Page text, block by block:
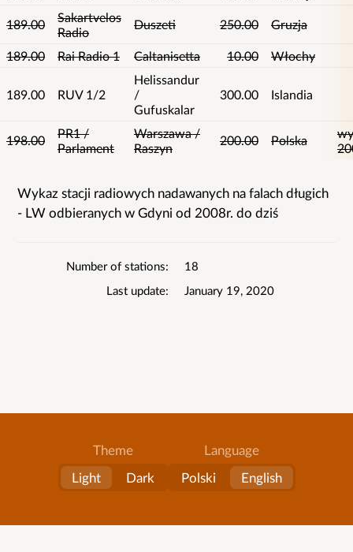
189.00
Sakartvelos
Radio
Duszeti 250.00 Gruzja
189.00 Rai Radio 1 Caltanisetta 10.00 Włochy
189.00 RUV 1/2
Helissandur
/
Gufuskalar
300.00 Islandia
198.00
PR1 /
Parlament
Warszawa /
Raszyn
200.00 Polska
List
details
Wykaz stacji radiowych nadawanych na falach długich
- LW odbieranych w Gdyni od 2008r. do dziś
Number of stations
18
Last update
January 19, 2020
Theme
Light
Dark
Language
Polski
English